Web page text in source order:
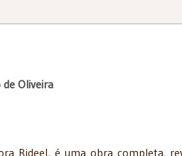
Oliveira
Rideel, é uma obra completa,